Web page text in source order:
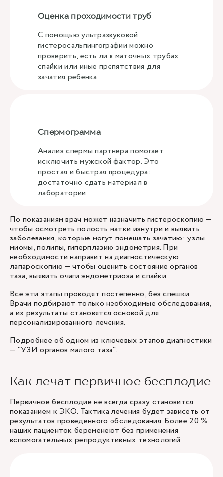
Оценка проходимости труб
С помощью ультразвуковой
гистеросальпингографии можно
проверить, есть ли в маточных трубах
спайки или иные препятствия для
зачатия ребенка.
Спермограмма
Анализ спермы партнера помогает
исключить мужской фактор. Это
простая и быстрая процедура:
достаточно сдать материал в
лаборатории.
По показаниям врач может назначить гистероскопию —
чтобы осмотреть полость матки изнутри и выявить
заболевания, которые могут помешать зачатию: узлы
миомы, полипы, гиперплазию эндометрия. При
необходимости направит на диагностическую
лапароскопию — чтобы оценить состояние органов
таза, выявить очаги эндометриоза и спайки.
Все эти этапы проводят постепенно, без спешки.
Врачи подбирают только необходимые обследования,
а их результаты становятся основой для
персонализированного лечения.
Подробнее об одном из ключевых этапов диагностики
— "УЗИ органов малого таза".
Как лечат первичное бесплодие
Первичное бесплодие не всегда сразу становится
показанием к ЭКО. Тактика лечения будет зависеть от
результатов проведенного обследования. Более 20 %
наших пациенток беременеют без применения
вспомогательных репродуктивных технологий.